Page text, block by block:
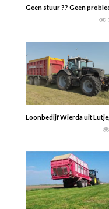
Geen stuur ?? Geen
Loonbedijf Wierda uit